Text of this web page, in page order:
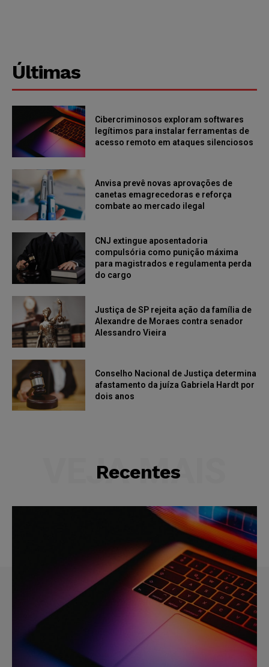
Últimas
Cibercriminosos exploram softwares
legítimos para instalar ferramentas de
acesso remoto em ataques silenciosos
Anvisa prevê novas aprovações de
canetas emagrecedoras e reforça
combate ao mercado ilegal
CNJ extingue aposentadoria
compulsória como punição máxima
para magistrados e regulamenta perda
do cargo
Justiça de SP rejeita ação da família de
Alexandre de Moraes contra senador
Alessandro Vieira
Conselho Nacional de Justiça determina
afastamento da juíza Gabriela Hardt por
dois anos
Recentes
VEJA MAIS